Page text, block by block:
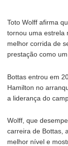
Toto Wolff afirma
tornou uma estrela
melhor corrida de
prestação como um
Bottas entrou em
Hamilton no
a liderança do
Wolff, que
carreira de Bottas,
melhor nível e